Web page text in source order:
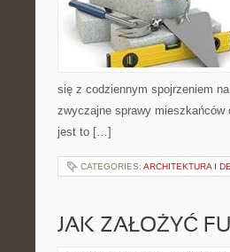
się z codziennym spojrzeniem
zwyczajne sprawy
jest to […]
CATEGORIES: ARCHITEKTURA I
JAK ZAŁOŻYĆ